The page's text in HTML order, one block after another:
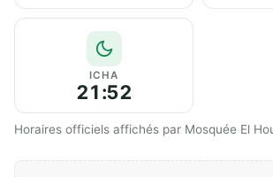
ICHA
21:52
Horaires officiels affichés par Mosquée El